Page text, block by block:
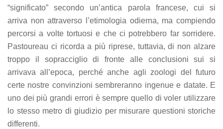
“significato” secondo un’antica parola francese, cui si
arriva non attraverso l’etimologia odierna, ma compiendo
percorsi a volte tortuosi e che ci potrebbero far sorridere.
Pastoureau ci ricorda a più riprese, tuttavia, di non alzare
troppo il sopracciglio di fronte alle conclusioni sui si
arrivava all’epoca, perché anche agli zoologi del futuro
certe nostre convinzioni sembreranno ingenue e datate. E
uno dei più grandi errori è sempre quello di voler utilizzare
lo stesso metro di giudizio per misurare questioni storiche
differenti.